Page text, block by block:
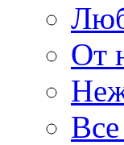
От
Все